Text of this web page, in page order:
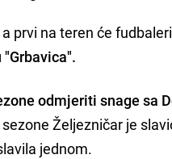
prvi na teren će fudbaleri
odmjeriti snage sa
Željezničar je
jednom.